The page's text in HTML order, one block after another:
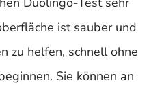
ist sauber und
zu helfen, schnell ohne
Sie können an